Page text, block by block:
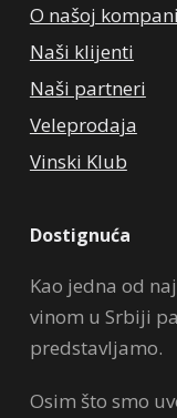
O našoj
Naši klijenti
Naši partneri
Veleprodaja
Vinski Klub
Dostignuća
Kao jedna od
vinom u Srbiji
predstavljamo.
Osim što smo